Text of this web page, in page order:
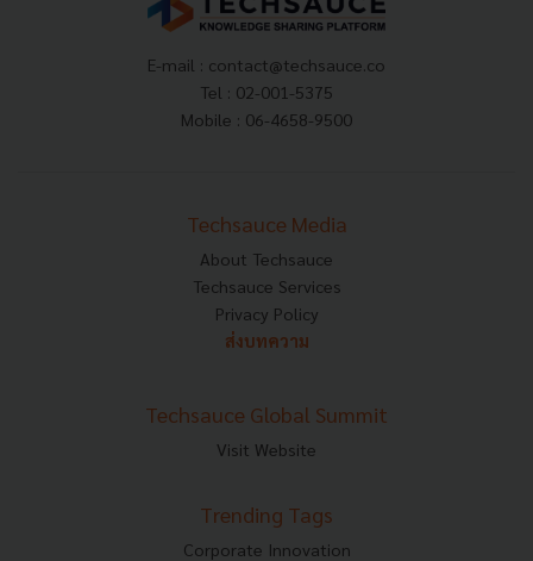
E-mail : contact@techsauce.co
Tel : 02-001-5375
Mobile : 06-4658-9500
Techsauce Media
About Techsauce
Techsauce Services
Privacy Policy
ส่งบทความ
Techsauce Global Summit
Visit Website
Trending Tags
Corporate Innovation